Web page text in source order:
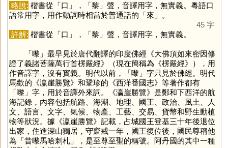
略說: 楷書從「口 」，「黎 」聲，音譯用字，無實義。粵語口
語常用字，用作動詞時相當於普通話的「來 」。
45 字
詳解: 楷書從「口 」，「黎 」聲，音譯用字，無實義。
「嚟 」最早見於唐代翻譯的印度佛經《大佛頂如來密因修
證了義諸菩薩萬行首楞嚴經》（現在簡稱為《楞嚴經》），用
作音譯字，沒有實義。明代以前，「嚟 」字只見於佛經。明代
馬歡的《瀛崖勝覽》和鞏珍的《西洋番國志》等著作都有
「嚟 」字，用於音譯外來詞。《瀛崖勝覽》是鄭和下西洋的航
海記錄，內容包括航路、海潮、地理、國王、政治、風土、人
文、語言、文字、氣候、物產、工藝、交易、貨幣和野生動植
物等狀況。據《瀛崖勝覽》記載，占城國王登基三十年後退位
出家，住進深山獨居，守齋戒一年，國王復位後，國民尊稱他
為「昔嚟馬哈刺札」，是至尊至聖的稱號。阿丹國的其中一種